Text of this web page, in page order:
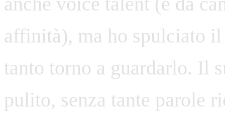
affinità), ma ho spulciato
tanto torno a guardarlo. Il
pulito, senza tante parole